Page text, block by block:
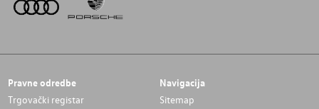
Pravne odredbe
Trgovački registar
Navigacija
Sitemap